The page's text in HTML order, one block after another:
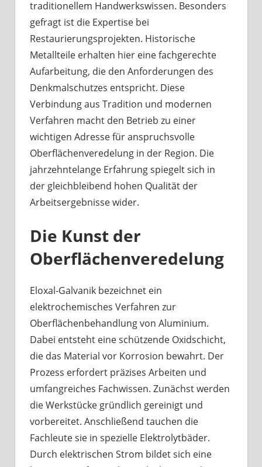
traditionellem Handwerkswissen. Besonders
gefragt ist die Expertise bei
Restaurierungsprojekten. Historische
Metallteile erhalten hier eine fachgerechte
Aufarbeitung, die den Anforderungen des
Denkmalschutzes entspricht. Diese
Verbindung aus Tradition und modernen
Verfahren macht den Betrieb zu einer
wichtigen Adresse für anspruchsvolle
Oberflächenveredelung in der Region. Die
jahrzehntelange Erfahrung spiegelt sich in
der gleichbleibend hohen Qualität der
Arbeitsergebnisse wider.
Die Kunst der
Oberflächenveredelung
Eloxal-Galvanik bezeichnet ein
elektrochemisches Verfahren zur
Oberflächenbehandlung von Aluminium.
Dabei entsteht eine schützende Oxidschicht,
die das Material vor Korrosion bewahrt. Der
Prozess erfordert präzises Arbeiten und
umfangreiches Fachwissen. Zunächst werden
die Werkstücke gründlich gereinigt und
vorbereitet. Anschließend tauchen die
Fachleute sie in spezielle Elektrolytbäder.
Durch elektrischen Strom bildet sich eine